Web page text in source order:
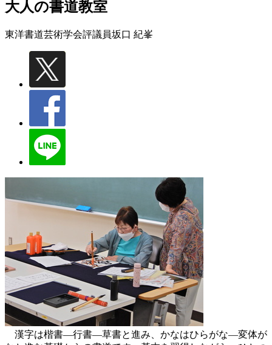
大人の書道教室
東洋書道芸術学会評議員坂口 紀峯
漢字は楷書―行書―草書と進み、かなはひらがな―変体が